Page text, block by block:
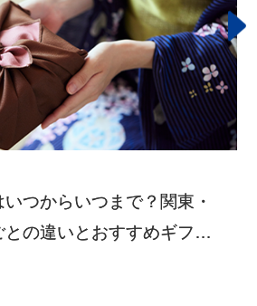
つからいつまで？関東・
との違いとおすすめギフト